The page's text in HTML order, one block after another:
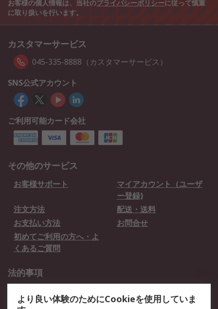
お客様の個人情報は、当社のプライバシーポリシーに従って慎重
に取り扱いを行います。
カスタマーサービス
045-335-8888（カスタマーサービス）
SNS公式アカウント
ご利用可能カード会社
その他のサービス
お客様サポート
マイアカウント（ユーザ
ー登録)
注文方法
配送・送料
お支払い方法
お問合せ
初めてご利用の方へ・よ
くあるご質問
法的事項
クッキーポリシー
より良い体験のためにCookieを使用していま